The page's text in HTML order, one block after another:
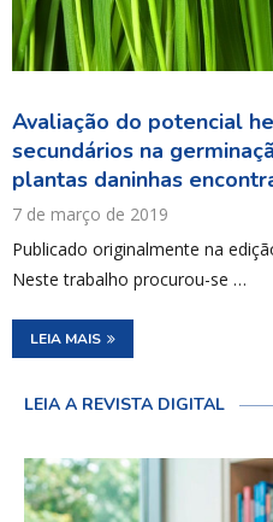
Avaliação do potencial
secundários na
plantas daninhas
7 de março de 2019
Publicado originalmente na
Neste trabalho procurou-se …
LEIA MAIS
LEIA A REVISTA DIGITAL